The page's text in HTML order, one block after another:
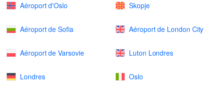
Aéroport d'Oslo Skopje
Aéroport de Sofia Aéroport de London City
Aéroport de Varsovie Luton Londres
Londres Oslo